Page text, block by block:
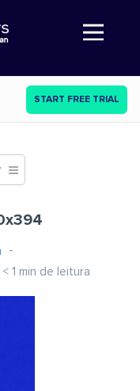
Abre a navegação
START FREE TRIAL
< 1 min de leitura